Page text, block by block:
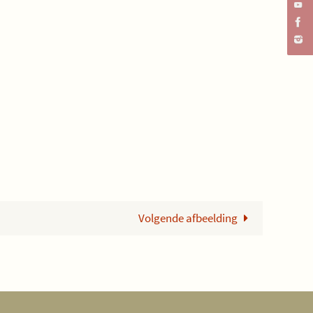
Volgende afbeelding